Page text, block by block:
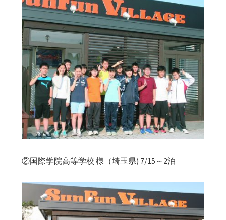
②国際学院高等学校 様（埼玉県) 7/15～2泊